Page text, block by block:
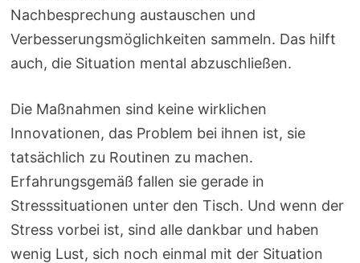
Nachbesprechung austauschen und
Verbesserungsmöglichkeiten sammeln. Das hilft
auch, die Situation mental abzuschließen.
Die Maßnahmen sind keine wirklichen
Innovationen, das Problem bei ihnen ist, sie
tatsächlich zu Routinen zu machen.
Erfahrungsgemäß fallen sie gerade in
Stresssituationen unter den Tisch. Und wenn der
Stress vorbei ist, sind alle dankbar und haben
wenig Lust, sich noch einmal mit der Situation